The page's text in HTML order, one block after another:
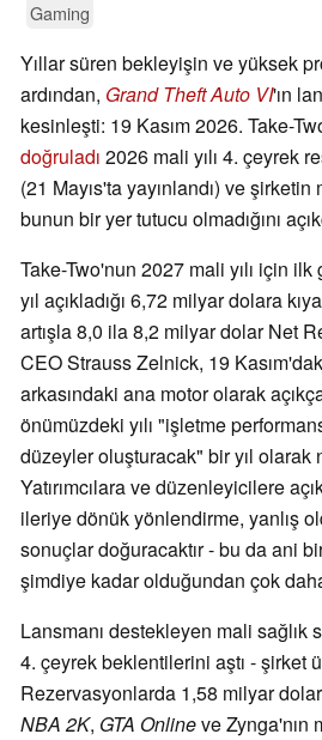
Gaming
Yıllar süren bekleyişin ve yüksek
ardından, Grand Theft Auto VI'ın
kesinleşti: 19 Kasım 2026. Take-
doğruladı 2026 mali yılı 4. çeyrek
(21 Mayıs'ta yayınlandı) ve
bunun bir yer tutucu olmadığını
Take-Two'nun 2027 mali yılı için
yıl açıkladığı 6,72 milyar dolara
artışla 8,0 ila 8,2 milyar dolar Net
CEO Strauss Zelnick, 19
arkasındaki ana motor olarak
önümüzdeki yılı "işletme
düzeyler oluşturacak" bir yıl olarak
Yatırımcılara ve düzenleyicilere
ileriye dönük yönlendirme, yanlış
sonuçlar doğuracaktır - bu da ani bir
şimdiye kadar olduğundan çok
Lansmanı destekleyen mali sağlık
4. çeyrek beklentilerini aştı - şirket
Rezervasyonlarda 1,58 milyar
NBA 2K, GTA Onlineve Zynga'nın